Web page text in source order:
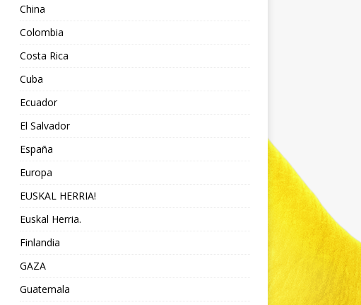
China
Colombia
Costa Rica
Cuba
Ecuador
El Salvador
España
Europa
EUSKAL HERRIA!
Euskal Herria.
Finlandia
GAZA
Guatemala